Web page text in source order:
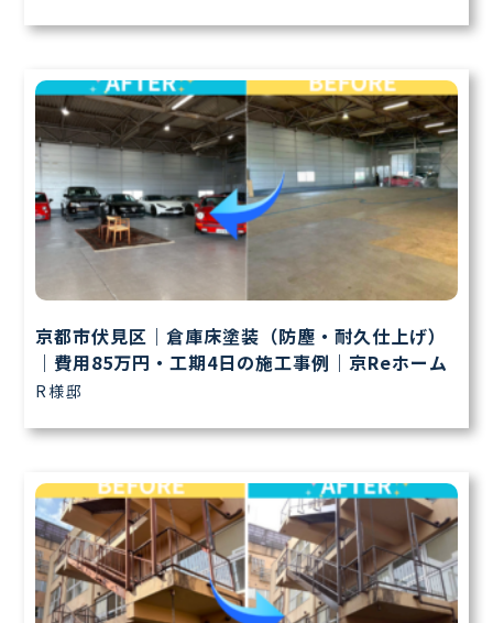
京都市伏見区｜倉庫床塗装（防塵・耐久仕上げ）
｜費用85万円・工期4日の施工事例｜京Reホーム
R様邸